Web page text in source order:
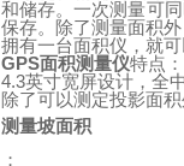
和储存。一次测量可
保存。除了测量面积
拥有一台面积仪，就
GPS面积测量仪特点：
4.3英寸宽屏设计，全
除了可以测定投影面
测量坡面积
；